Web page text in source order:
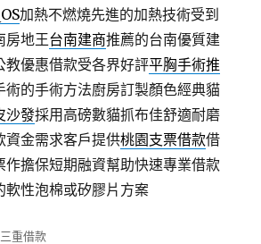
加熱不燃燒先進的加熱技術受到
房地王台南建商推薦的台南優質建
教優惠借款受各界好評平胸手術推
術的手術方法廚房訂製顏色經典貓
沙發採用高磅數貓抓布佳舒適耐磨
資金需求客戶提供桃園支票借款借
作擔保短期融資幫助快速專業借款
軟性泡棉或矽膠片方案
分
三重借款